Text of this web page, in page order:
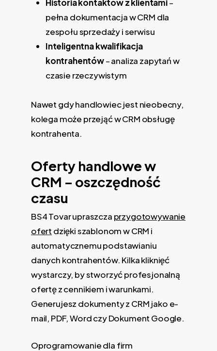
Historia kontaktów z klientami–
pełna dokumentacja w CRM dla
zespołu sprzedaży i serwisu
Inteligentna kwalifikacja
kontrahentów– analiza zapytań w
czasie rzeczywistym
Nawet gdy handlowiec jest nieobecny,
kolega może przejąć w CRM obsługę
kontrahenta.
Oferty handlowe w
CRM – oszczędność
czasu
BS4 Tovar upraszcza przygotowywanie
ofert dzięki szablonom w CRM i
automatycznemu podstawianiu
danych kontrahentów. Kilka kliknięć
wystarczy, by stworzyć profesjonalną
ofertę z cennikiem i warunkami.
Generujesz dokumenty z CRM jako e-
mail, PDF, Word czy Dokument Google.
Oprogramowanie dla firm